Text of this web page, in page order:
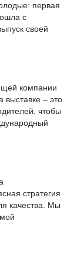
первая
с
своей
компании
– это
чтобы
стратегия
качества. Мы